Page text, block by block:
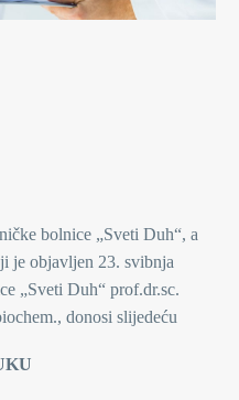
bolnice „Sveti Duh“, a
je objavljen 23. svibnja
„Sveti Duh“ prof.dr.sc.
donosi slijedeću